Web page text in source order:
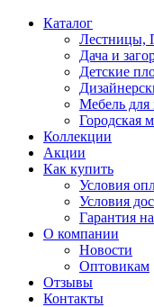
Каталог
Лестницы,
Дача и
Детские
Мебель для
Городская
Коллекции
Акции
Как купить
Условия
Условия
Гарантия
О компании
Новости
Оптовикам
Отзывы
Контакты